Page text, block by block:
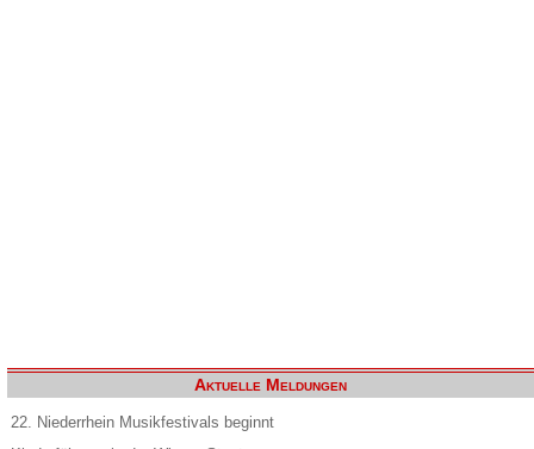
Aktuelle Meldungen
22. Niederrhein Musikfestivals beginnt